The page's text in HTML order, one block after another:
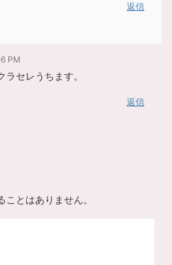
返信
PM
セレうちます。
返信
ことはありません。